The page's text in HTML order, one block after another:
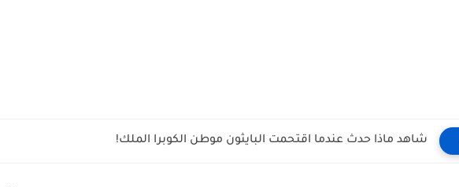
شاهد ماذا حدث عندما اقتحمت البايثون موطن الكوبرا الملك!